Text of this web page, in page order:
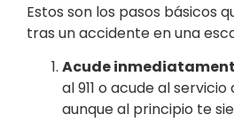
Estos son los pasos básicos
tras un accidente en una
Acude
al 911 o acude al
aunque al principio te